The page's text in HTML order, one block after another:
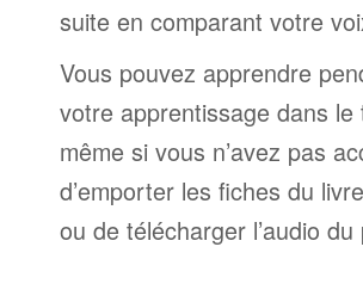
suite en comparant votre
Vous pouvez apprendre
votre apprentissage dans
même si vous n’avez pas
d’emporter les fiches du
ou de télécharger l’audio